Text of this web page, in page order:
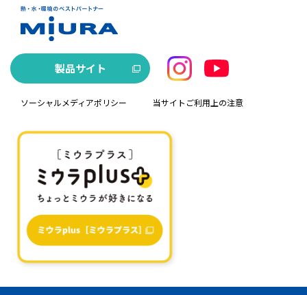
製品サイト
ソーシャルメディアポリシー 当サイトご利用上の注意